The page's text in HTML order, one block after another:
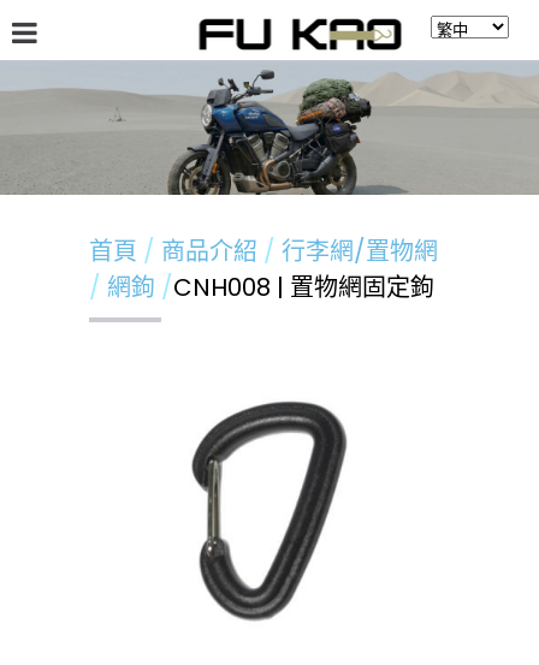
最新消息 留言板
首頁 商品介紹
行李網/置物網
網鉤
CNH008 | 置物網固定鉤